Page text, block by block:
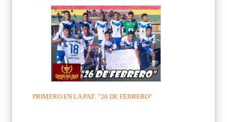
PRIMERO EN LA PAZ: "26 DE FEBRERO"